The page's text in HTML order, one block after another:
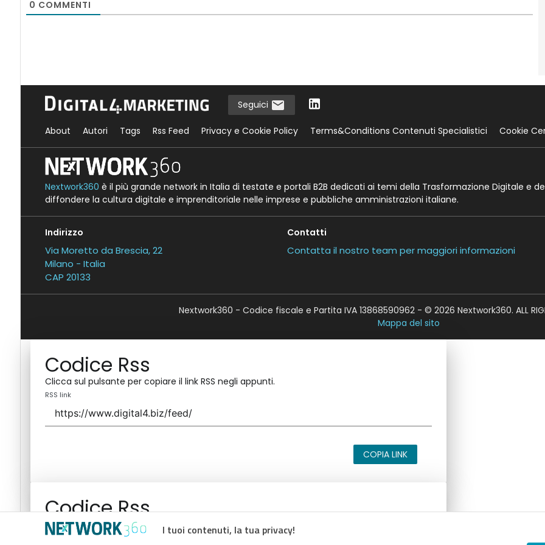
0 COMMENTI
I tuoi contenuti, la tua privacy!
Seguici
About Autori Tags Rss Feed Privacy e Cookie Policy Terms&Conditions Contenuti Specialistici Cookie
Nextwork360 è il più grande network in Italia di testate e portali B2B dedicati ai temi della Trasformazione Digitale e
diffondere la cultura digitale e imprenditoriale nelle imprese e pubbliche amministrazioni italiane.
Indirizzo
Via Moretto da Brescia, 22
Milano - Italia
CAP 20133
Contatti
Contatta il nostro team per maggiori informazioni
Nextwork360 - Codice fiscale e Partita IVA 13868590962 - © 2026 Nextwork360. ALL
Mappa del sito
Codice Rss
Clicca sul pulsante per copiare il link RSS negli appunti.
RSS link
COPIA LINK
Codice Rss
Clicca sul pulsante per copiare il link RSS negli appunti.
RSS link